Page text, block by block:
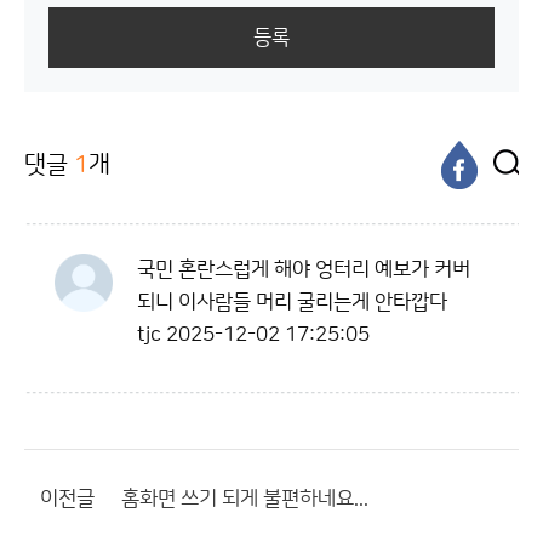
등록
댓글 1 개
국민 혼란스럽게 해야 엉터리 예보가 커버
되니 이사람들 머리 굴리는게 안타깝다
tjc 2025-12-02 17:25:05
이전글 홈화면 쓰기 되게 불편하네요...